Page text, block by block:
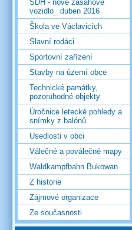
SDH - nové zásahové
vozidlo_ duben 2016
Škola ve Václavicích
Slavní rodáci.
Sportovní zařízení
Stavby na území obce
Technické památky,
pozoruhodné objekty
Úročnice letecké pohledy a
snímky z balónů
Usedlosti v obci
Válečné a poválečné mapy
Waldkampfbahn Bukowan
Z historie
Zájmové organizace
Ze současnosti